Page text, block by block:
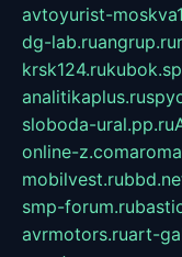
avtoyurist-
dg-lab.ruangrup.ru
krsk124.ru
analitikaplus.ru
sloboda-ural.pp.ru
online-z.com
mobilvest.ru
smp-forum.ru
avrmotors.ruart-